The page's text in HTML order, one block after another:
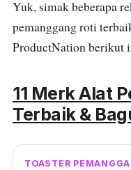
Yuk, simak beberapa
pemanggang roti
ProductNation berikut
11 Merk Alat
Terbaik &
TOASTER